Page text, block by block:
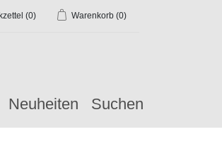
(0) Warenkorb (0)
Neuheiten Suchen